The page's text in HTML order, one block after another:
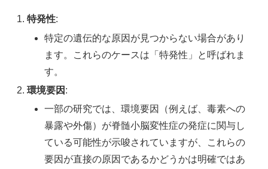
特発性:
特定の遺伝的な原因が見つからない場合があり
ます。これらのケースは「特発性」と呼ばれま
す。
環境要因 :
一部の研究では、環境要因（例えば、毒素への
暴露や外傷）が脊髄小脳変性症の発症に関与し
ている可能性が示唆されていますが、これらの
要因が直接の原因であるかどうかは明確ではあ